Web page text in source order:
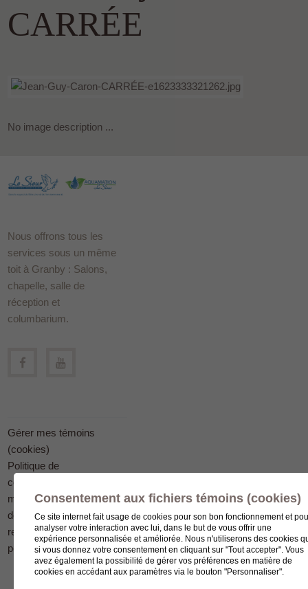
CARRÉE
No image description ...
Nous offrons tous les
services sous un même
toit à Granby : Salons,
chapelle, salle de
réception et
columbarium.
Gérer mes témoins
(cookies)
Politique de
confidentialité en
matière
de protection des
renseignements
personnels
Consentement aux fichiers témoins (cookies)
Ce site internet fait usage de cookies pour son bon fonctionnement et
analyser votre interaction avec lui, dans le but de vous offrir une
expérience personnalisée et améliorée. Nous n'utiliserons des cookies
si vous donnez votre consentement en cliquant sur "Tout accepter". Vous
avez également la possibilité de gérer vos préférences en matière de
cookies en accédant aux paramètres via le bouton "Personnaliser".